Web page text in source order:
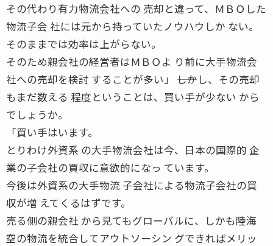
その代わり有力物流会社への 売却と違って、ＭＢＯした
物流子会 社には元から持っていたノウハウしか ない。
そのままでは効率は上がらない。
そのため親会社の経営者はＭＢＯよ り前に大手物流会
社への売却を検討 することが多い」 ――しかし、その売却
もまだ数える 程度ということは、買い手が少ない から
でしょうか。
「買い手はいます。
とりわけ外資系 の大手物流会社は今、日本の国際的 企
業の子会社の買収に意欲的になっ ています。
今後は外資系の大手物流 子会社による物流子会社の買
収が増 えてくるはずです。
売る側の親会社 から見てもグローバルに、しかも陸海
空の物流を統合してアウトソーシン グできればメリッ